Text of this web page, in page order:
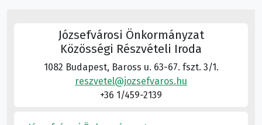
Józsefvárosi Önkormányzat
Közösségi Részvételi Iroda
1082 Budapest, Baross u. 63-67. fszt. 3/1.
reszvetel@jozsefvaros.hu
+36 1/459-2139